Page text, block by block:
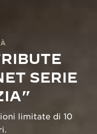
SERIE
limitate di 10